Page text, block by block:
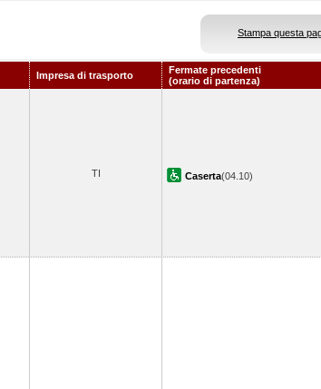
Stampa questa
Impresa di trasporto
Fermate precedenti
(orario di partenza)
TI Caserta(04.10)